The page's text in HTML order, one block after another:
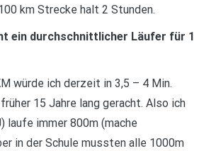
km Strecke halt 2 Stunden.
ein durchschnittlicher Läufer für 1
würde ich derzeit in 3,5 – 4 Min.
15 Jahre lang geracht. Also ich
laufe immer 800m (mache
in der Schule mussten alle 1000m